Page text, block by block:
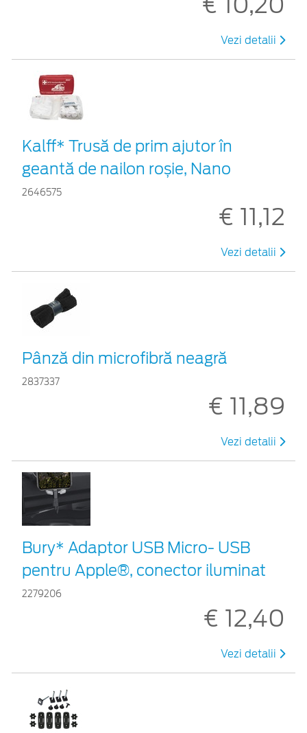
Vezi detalii
Kalff* Trusă de prim ajutor în
geantă de nailon roșie, Nano
2646575
€ 11,12
Vezi detalii
Pânză din microfibră neagră
2837337
€ 11,89
Vezi detalii
Bury* Adaptor USB Micro- USB
pentru Apple®, conector iluminat
2279206
€ 12,40
Vezi detalii